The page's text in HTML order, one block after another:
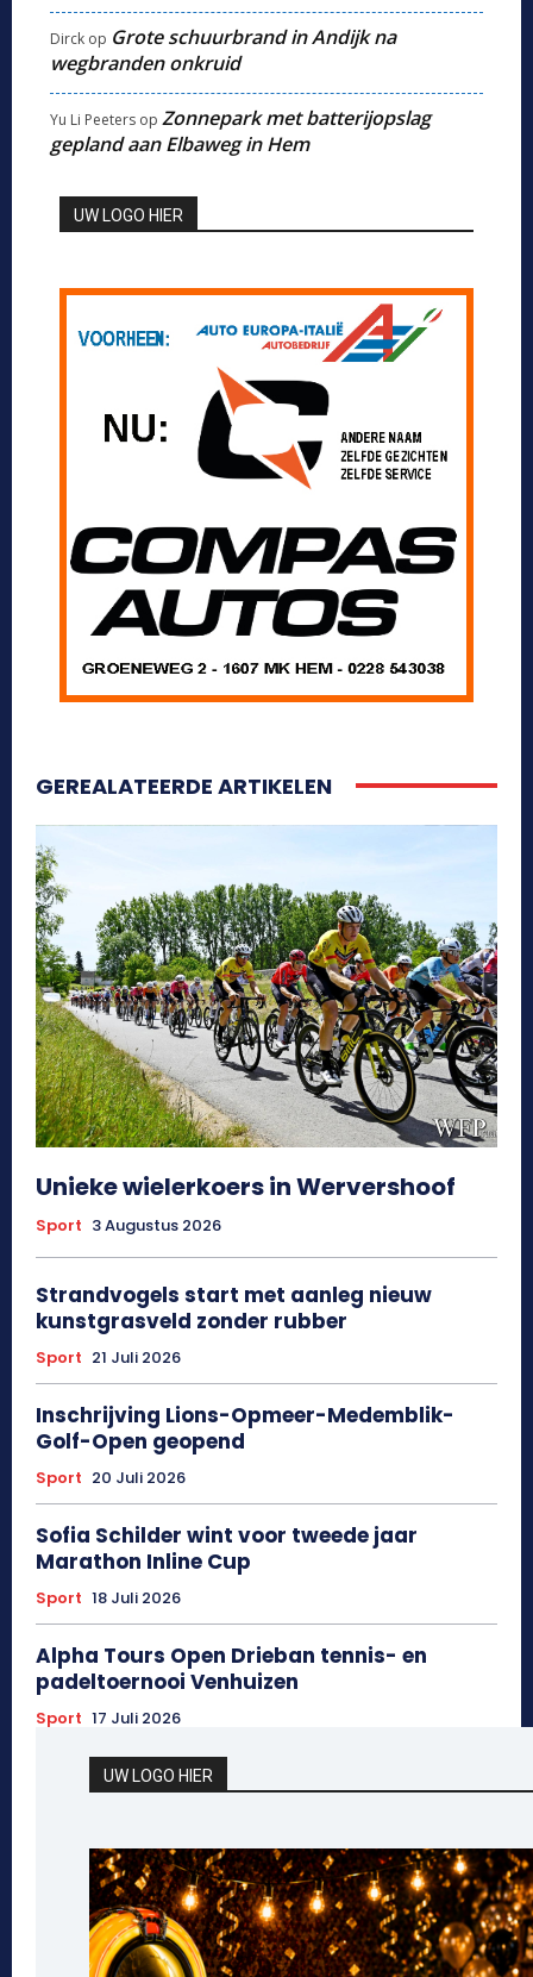
Dirck op Grote schuurbrand in Andijk na
wegbranden onkruid
Yu Li Peeters op Zonnepark met batterijopslag
gepland aan Elbaweg in Hem
UW LOGO HIER
GEREALATEERDE ARTIKELEN
Unieke wielerkoers in Wervershoof
Sport 3 Augustus 2026
Strandvogels start met aanleg nieuw
kunstgrasveld zonder rubber
Sport 21 Juli 2026
Inschrijving Lions-Opmeer-Medemblik-
Golf-Open geopend
Sport 20 Juli 2026
Sofia Schilder wint voor tweede jaar
Marathon Inline Cup
Sport 18 Juli 2026
Alpha Tours Open Drieban tennis- en
padeltoernooi Venhuizen
Sport 17 Juli 2026
UW LOGO HIER